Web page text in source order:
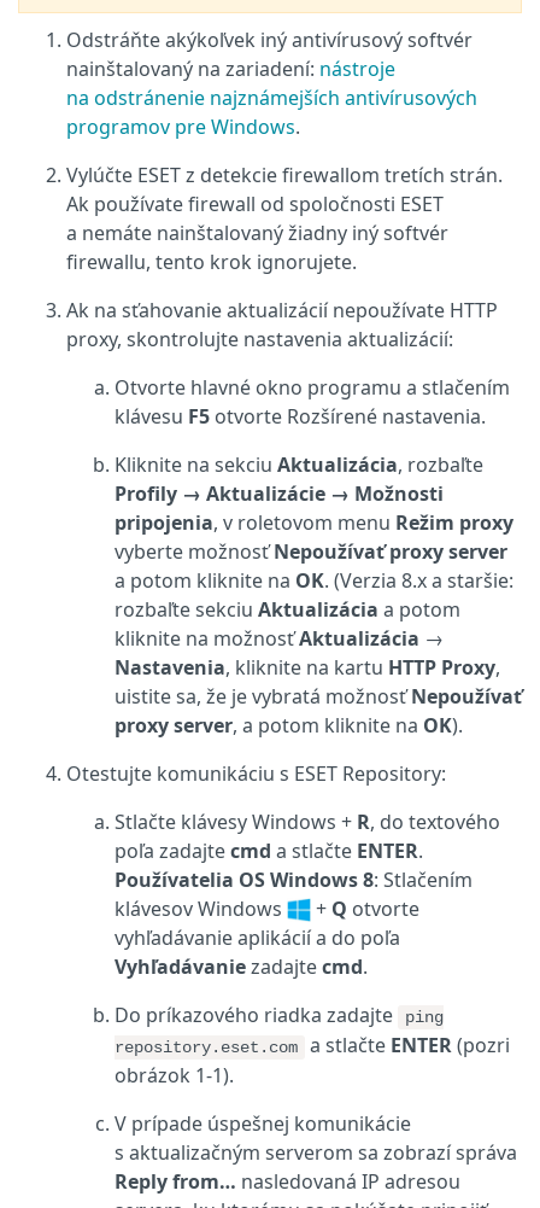
Odstráňte akýkoľvek iný antivírusový softvér
nainštalovaný na zariadení: nástroje
na odstránenie najznámejších antivírusových
programov pre Windows.
Vylúčte ESET z detekcie firewallom tretích strán.
Ak používate firewall od spoločnosti ESET
a nemáte nainštalovaný žiadny iný softvér
firewallu, tento krok ignorujete.
Ak na sťahovanie aktualizácií nepoužívate HTTP
proxy, skontrolujte nastavenia aktualizácií:
Otvorte hlavné okno programu a stlačením
klávesu F5 otvorte Rozšírené nastavenia.
Kliknite na sekciu Aktualizácia, rozbaľte
Profily → Aktualizácie → Možnosti
pripojenia, v roletovom menu Režim proxy
vyberte možnosťNepoužívať proxy server
a potom kliknite na OK. (Verzia 8.x a staršie:
rozbaľte sekciu Aktualizácia a potom
kliknite na možnosťAktualizácia →
Nastavenia, kliknite na kartu HTTP Proxy,
uistite sa, že je vybratá možnosťNepoužívať
proxy server, a potom kliknite na OK).
Otestujte komunikáciu s ESET Repository:
Stlačte klávesy Windows + R, do textového
poľa zadajtecmd a stlačte ENTER.
Používatelia OS Windows 8: Stlačením
klávesov Windows
+ Q otvorte
vyhľadávanie aplikácií a do poľa
Vyhľadávaniezadajtecmd.
Do príkazového riadka zadajte
ping
repository.eset.com
a stlačte ENTER(pozri
obrázok 1‑1).
V prípade úspešnej komunikácie
s aktualizačným serverom sa zobrazí správa
Reply from… nasledovaná IP adresou